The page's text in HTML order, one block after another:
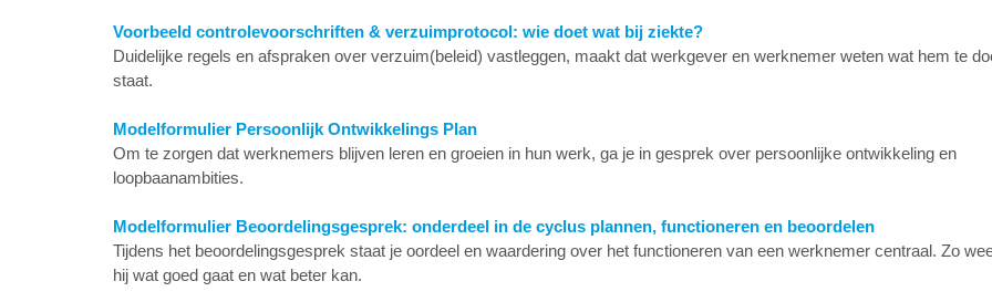
Voorbeeld controlevoorschriften & verzuimprotocol: wie doet wat bij ziekte?
Duidelijke regels en afspraken over verzuim(beleid) vastleggen, maakt dat werkgever en werknemer weten wat hem te
staat.
Modelformulier Persoonlijk Ontwikkelings Plan
Om te zorgen dat werknemers blijven leren en groeien in hun werk, ga je in gesprek over persoonlijke ontwikkeling en
loopbaanambities.
Modelformulier Beoordelingsgesprek: onderdeel in de cyclus plannen, functioneren en beoordelen
Tijdens het beoordelingsgesprek staat je oordeel en waardering over het functioneren van een werknemer centraal. Zo
hij wat goed gaat en wat beter kan.